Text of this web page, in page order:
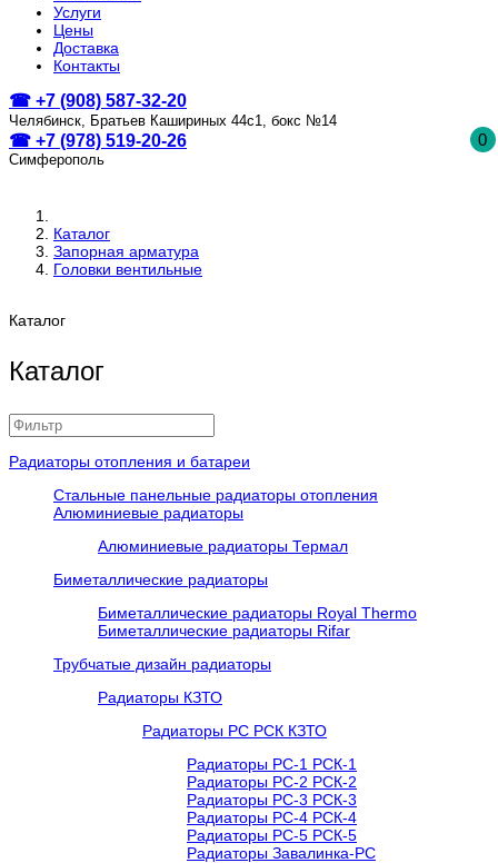
Услуги
Цены
Доставка
Контакты
☎ +7 (908) 587-32-20
Челябинск, Братьев Кашириных 44с1, бокс №14
☎ +7 (978) 519-20-26
Симферополь
0
Каталог
Запорная арматура
Головки вентильные
Каталог
Каталог
Радиаторы отопления и батареи
Стальные панельные радиаторы отопления
Алюминиевые радиаторы
Алюминиевые радиаторы Термал
Биметаллические радиаторы
Биметаллические радиаторы Royal Thermo
Биметаллические радиаторы Rifar
Трубчатые дизайн радиаторы
Радиаторы КЗТО
Радиаторы РС РСК КЗТО
Радиаторы РС-1 РСК-1
Радиаторы РС-2 РСК-2
Радиаторы РС-3 РСК-3
Радиаторы РС-4 РСК-4
Радиаторы РС-5 РСК-5
Радиаторы Завалинка-РС